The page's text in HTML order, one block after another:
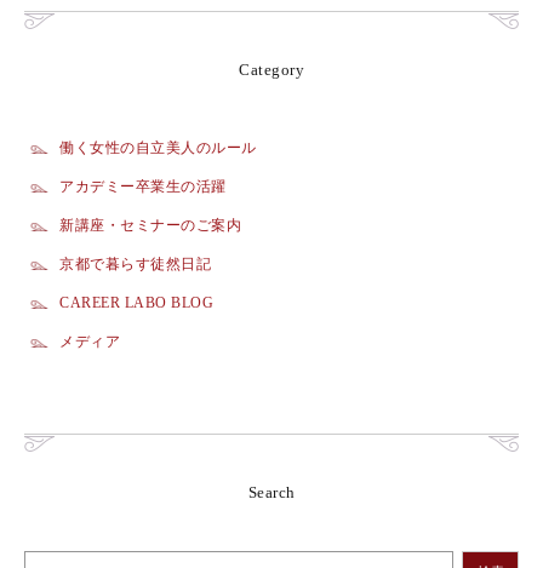
Category
働く女性の自立美人のルール
アカデミー卒業生の活躍
新講座・セミナーのご案内
京都で暮らす徒然日記
CAREER LABO BLOG
メディア
Search